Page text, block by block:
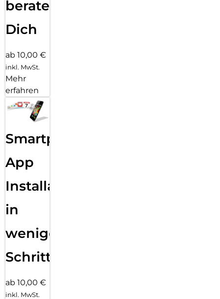
beraten
Dich
ab 10,00 €
inkl. MwSt.
Mehr
erfahren
Smartphone
App
Installation
in
wenigen
Schritten
ab 10,00 €
inkl. MwSt.